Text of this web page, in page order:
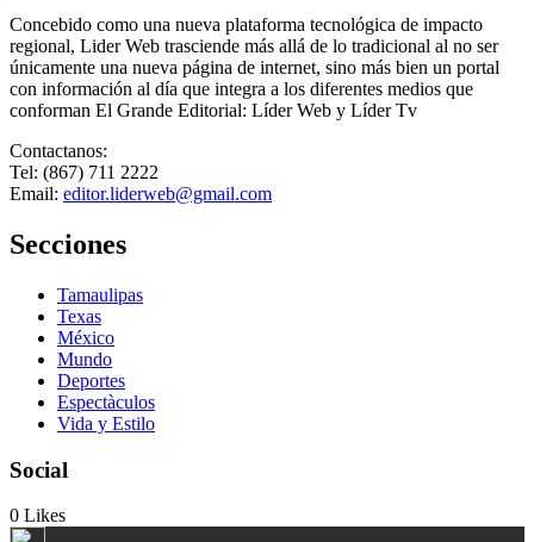
Concebido como una nueva plataforma tecnológica de impacto
regional, Lider Web trasciende más allá de lo tradicional al no ser
únicamente una nueva página de internet, sino más bien un portal
con información al día que integra a los diferentes medios que
conforman El Grande Editorial: Líder Web y Líder Tv
Contactanos:
Tel: (867) 711 2222
Email: editor.liderweb@gmail.com
Secciones
Tamaulipas
Texas
México
Mundo
Deportes
Espectàculos
Vida y Estilo
Social
0 Likes